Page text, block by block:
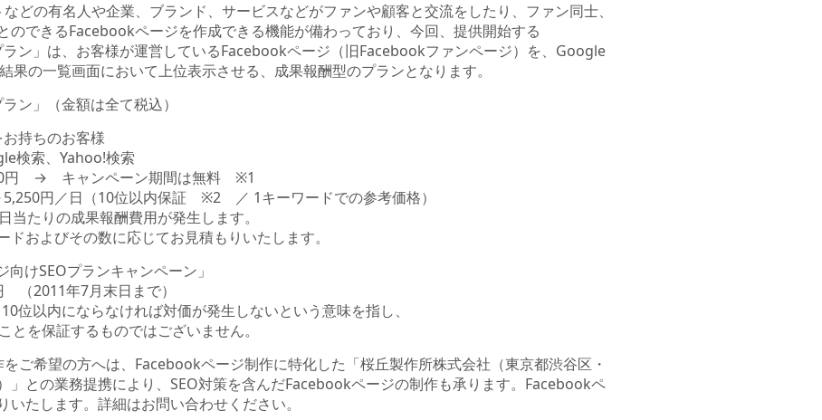
どの有名人や企業、ブランド、サービスなどがファンや顧客と交流をしたり、ファン同士、
のできるFacebookページを作成できる機能が備わっており、今回、提供開始する
ラン」は、お客様が運営しているFacebookページ（旧Facebookファンページ）を、Google
果の一覧画面において上位表示させる、成果報酬型のプランとなります。
ン」（金額は全て税込）
持ちのお客様
検索、Yahoo!検索
円 → キャンペーン期間は無料 ※1
円／日（10位以内保証 ※2 ／ 1キーワードでの参考価格）
たりの成果報酬費用が発生します。
およびその数に応じてお見積もりいたします。
SEOプランキャンペーン」
年7月末日まで）
内にならなければ対価が発生しないという意味を指し、
証するものではございません。
ご希望の方へは、Facebookページ制作に特化した「桜丘製作所株式会社（東京都渋谷区・
との業務提携により、SEO対策を含んだFacebookページの制作も承ります。Facebookペ
たします。詳細はお問い合わせください。